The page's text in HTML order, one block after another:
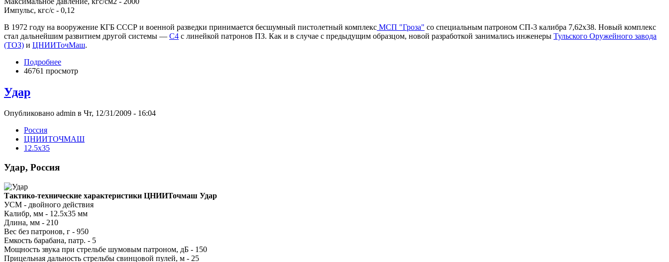
Импульс, кгс/с - 0,12
В 1972 году на вооружение КГБ СССР и военной разведки принимается бесшумный пистолетный комплекс МСП "Гроза" со специальным патроном СП-3 калибра 7,62х38. Новый комплекс
стал дальнейшим развитием другой системы — С4 с линейкой патронов ПЗ. Как и в случае с предыдущим образцом, новой разработкой занимались инженеры Тульского Оружейного завода
(ТОЗ) и ЦНИИТочМаш.
Подробнее
46761 просмотр
Удар
Опубликовано admin в Чт, 12/31/2009 - 16:04
Росcия
ЦНИИТОЧМАШ
12.5x35
Удар, Россия
Тактико-технические характеристики ЦНИИТочмаш Удар
УСМ - двойного действия
Калибр, мм - 12.5х35 мм
Длина, мм - 210
Вес без патронов, г - 950
Емкость барабана, патр. - 5
Мощность звука при стрельбе шумовым патроном, дБ - 150
Прицельная дальность стрельбы свинцовой пулей, м - 25